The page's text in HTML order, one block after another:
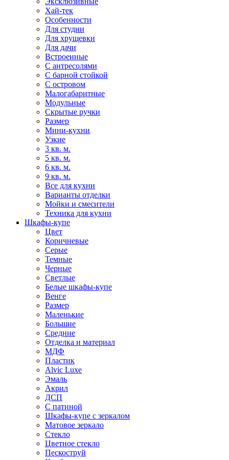
Хай-тек
Особенности
Для студии
Для хрущевки
Для дачи
Встроенные
С антресолями
С барной стойкой
С островом
Малогабаритные
Модульные
Скрытые ручки
Размер
Мини-кухни
Узкие
3 кв. м.
5 кв. м.
6 кв. м.
9 кв. м.
Все для кухни
Варианты отделки
Мойки и смесители
Техника для кухни
Шкафы-купе
Цвет
Коричневые
Серые
Темные
Черные
Светлые
Белые шкафы-купе
Венге
Размер
Маленькие
Большие
Средние
Отделка и материал
МДФ
Пластик
Alvic Luxe
Эмаль
Акрил
ДСП
С патиной
Шкафы-купе с зеркалом
Матовое зеркало
Стекло
Цветное стекло
Пескоструй